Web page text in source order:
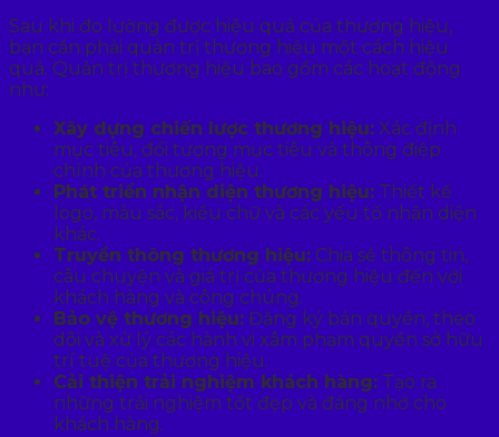
Sau khi đo lường được hiệu quả của thương hiệu,
bạn cần phải quản trị thương hiệu một cách hiệu
quả. Quản trị thương hiệu bao gồm các hoạt động
như:
Xây dựng chiến lược thương hiệu: Xác định
mục tiêu, đối tượng mục tiêu và thông điệp
chính của thương hiệu.
Phát triển nhận diện thương hiệu: Thiết kế
logo, màu sắc, kiểu chữ và các yếu tố nhận diện
khác.
Truyền thông thương hiệu: Chia sẻ thông tin,
câu chuyện và giá trị của thương hiệu đến với
khách hàng và công chúng.
Bảo vệ thương hiệu: Đăng ký bản quyền, theo
dõi và xử lý các hành vi xâm phạm quyền sở hữu
trí tuệ của thương hiệu.
Cải thiện trải nghiệm khách hàng: Tạo ra
những trải nghiệm tốt đẹp và đáng nhớ cho
khách hàng.